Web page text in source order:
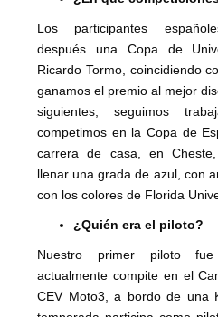
Los participantes
después una Copa de
Ricardo Tormo, coincidiendo
ganamos el premio al mejor
siguientes, seguimos
competimos en la Copa de
carrera de casa, en
llenar una grada de azul, con
con los colores de Florida
¿Quién era el piloto?
Nuestro primer piloto
actualmente compite en el
CEV Moto3, a bordo de una